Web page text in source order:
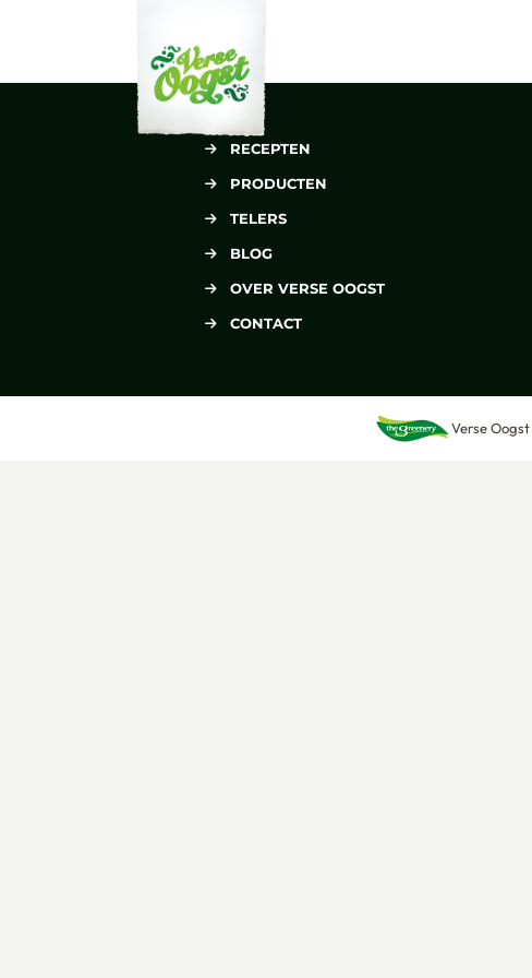
RECEPTEN
PRODUCTEN
TELERS
BLOG
OVER VERSE OOGST
CONTACT
Verse Oogst